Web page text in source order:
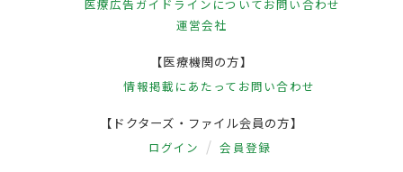
医療広告ガイドラインについてお問い合わせ
運営会社
【医療機関の方】
情報掲載にあたって お問い合わせ
【ドクターズ・ファイル会員の方】
ログイン 会員登録